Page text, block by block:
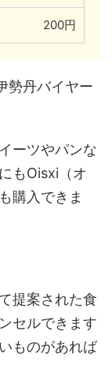
200円
勢丹バイヤー
ーツやパンな
もOisxi（オ
購入できま
提案された食
セルできます
ものがあれば